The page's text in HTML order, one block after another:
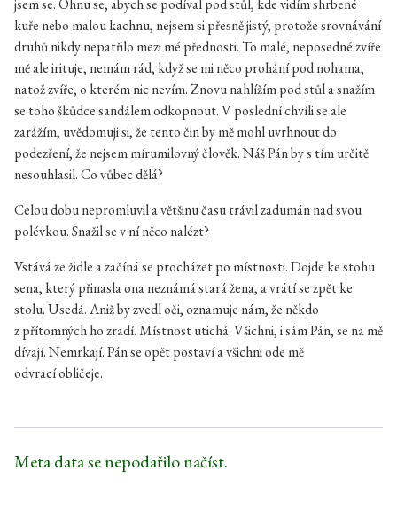
jsem se. Ohnu se, abych se podíval pod stůl, kde vidím shrbené
kuře nebo malou kachnu, nejsem si přesně jistý, protože srovnávání
druhů nikdy nepatřilo mezi mé přednosti. To malé, neposedné zvíře
mě ale irituje, nemám rád, když se mi něco prohání pod nohama,
natož zvíře, o kterém nic nevím. Znovu nahlížím pod stůl a snažím
se toho škůdce sandálem odkopnout. V poslední chvíli se ale
zarážím, uvědomuji si, že tento čin by mě mohl uvrhnout do
podezření, že nejsem mírumilovný člověk. Náš Pán by s tím určitě
nesouhlasil. Co vůbec dělá?
Celou dobu nepromluvil a většinu času trávil zadumán nad svou
polévkou. Snažil se v ní něco nalézt?
Vstává ze židle a začíná se procházet po místnosti. Dojde ke stohu
sena, který přinasla ona neznámá stará žena, a vrátí se zpět ke
stolu. Usedá. Aniž by zvedl oči, oznamuje nám, že někdo
z přítomných ho zradí. Místnost utichá. Všichni, i sám Pán, se na mě
dívají. Nemrkají. Pán se opět postaví a všichni ode mě
odvrací obličeje.
Meta data se nepodařilo načíst.